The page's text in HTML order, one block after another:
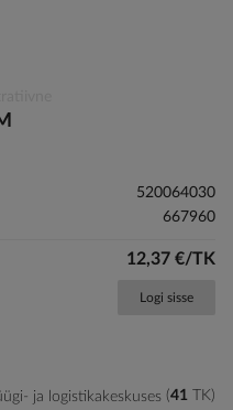
520064030
667960
12,37 €/TK
Logi sisse
ja logistikakeskuses 41 TK